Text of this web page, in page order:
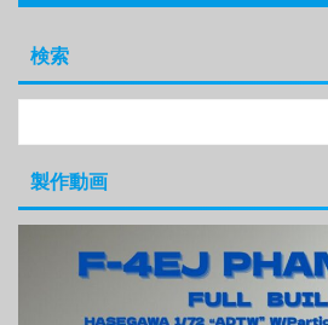
検索
製作動画